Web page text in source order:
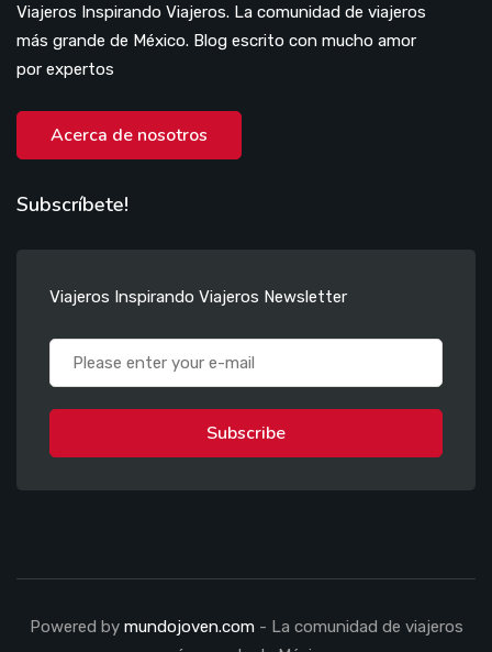
Viajeros Inspirando Viajeros. La comunidad de viajeros
más grande de México. Blog escrito con mucho amor
por expertos
Acerca de nosotros
Subscríbete!
Viajeros Inspirando Viajeros Newsletter
Subscribe
Powered by mundojoven.com- La comunidad de viajeros